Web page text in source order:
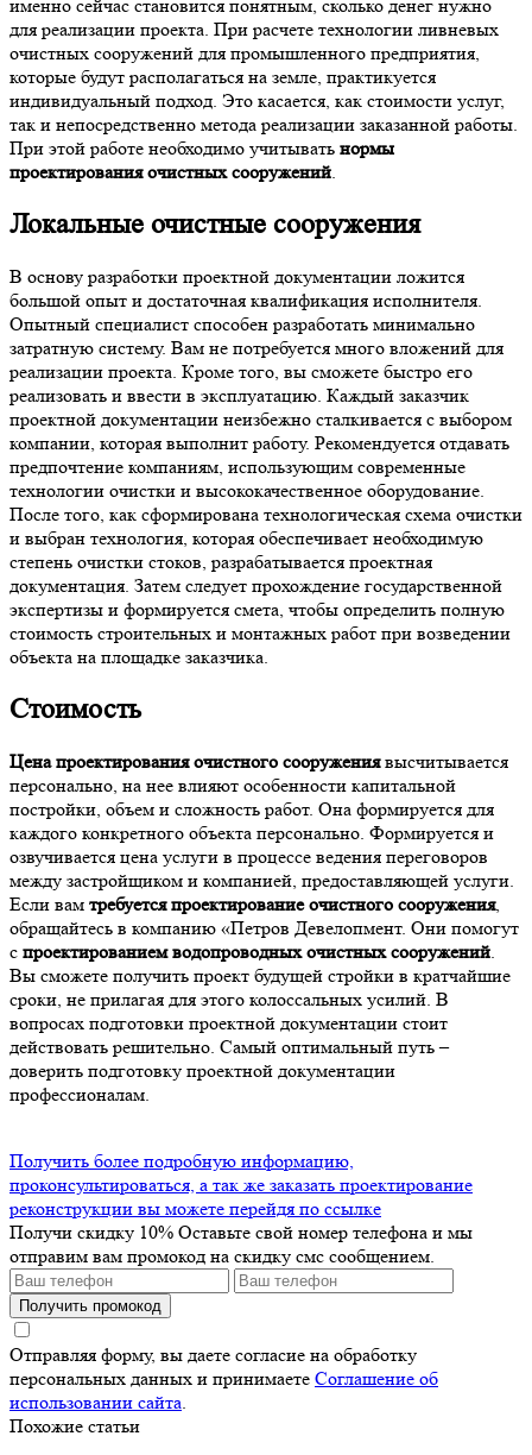
именно сейчас становится понятным, сколько денег нужно
для реализации проекта. При расчете технологии ливневых
очистных сооружений для промышленного предприятия,
которые будут располагаться на земле, практикуется
индивидуальный подход. Это касается, как стоимости услуг,
так и непосредственно метода реализации заказанной работы.
При этой работе необходимо учитывать нормы
проектирования очистных сооружений.
Локальные очистные сооружения
В основу разработки проектной документации ложится
большой опыт и достаточная квалификация исполнителя.
Опытный специалист способен разработать минимально
затратную систему. Вам не потребуется много вложений для
реализации проекта. Кроме того, вы сможете быстро его
реализовать и ввести в эксплуатацию. Каждый заказчик
проектной документации неизбежно сталкивается с выбором
компании, которая выполнит работу. Рекомендуется отдавать
предпочтение компаниям, использующим современные
технологии очистки и высококачественное оборудование.
После того, как сформирована технологическая схема очистки
и выбран технология, которая обеспечивает необходимую
степень очистки стоков, разрабатывается проектная
документация. Затем следует прохождение государственной
экспертизы и формируется смета, чтобы определить полную
стоимость строительных и монтажных работ при возведении
объекта на площадке заказчика.
Стоимость
Цена проектирования очистного сооружениявысчитывается
персонально, на нее влияют особенности капитальной
постройки, объем и сложность работ. Она формируется для
каждого конкретного объекта персонально. Формируется и
озвучивается цена услуги в процессе ведения переговоров
между застройщиком и компанией, предоставляющей услуги.
Если вам требуется проектирование очистного сооружения,
обращайтесь в компанию «Петров Девелопмент. Они помогут
с проектированием водопроводных очистных сооружений.
Вы сможете получить проект будущей стройки в кратчайшие
сроки, не прилагая для этого колоссальных усилий. В
вопросах подготовки проектной документации стоит
действовать решительно. Самый оптимальный путь –
доверить подготовку проектной документации
профессионалам.
Получить более подробную информацию,
проконсультироваться, а так же заказать проектирование
реконструкции вы можете перейдя по ссылке
Получи скидку 10% Оставьте свой номер телефона и мы
отправим вам промокод на скидку смс сообщением.
Получить промокод
Отправляя форму, вы даете согласие на обработку
персональных данных и принимаете Соглашение об
использовании сайта.
Похожие статьи